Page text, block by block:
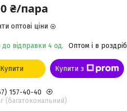
₴/пара
оптові ціни
до відправки 4 од. Оптом і в роздріб
Купити Купити з
157-40-40
(багатокональний)